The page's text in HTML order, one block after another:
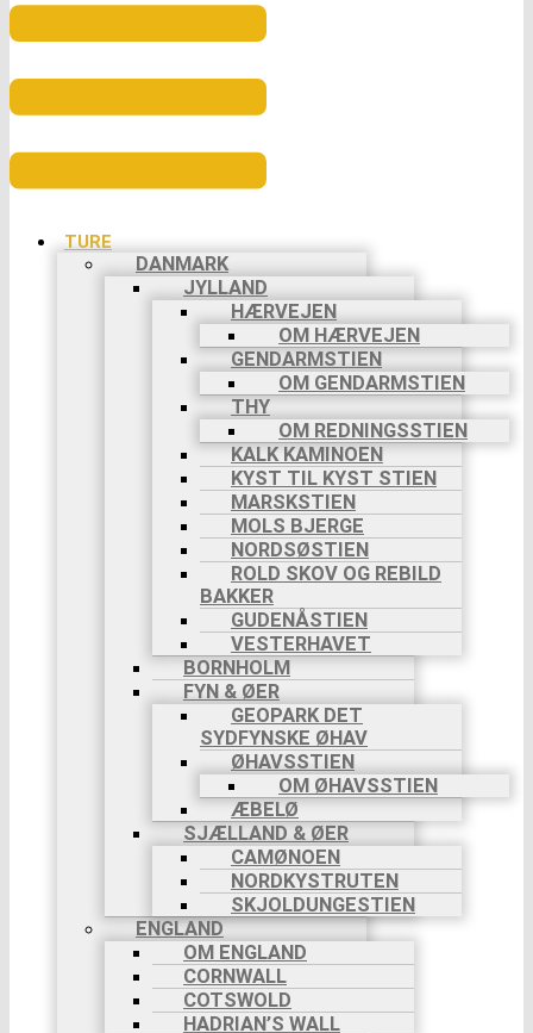
TURE
DANMARK
JYLLAND
HÆRVEJEN
OM HÆRVEJEN
GENDARMSTIEN
OM GENDARMSTIEN
THY
OM REDNINGSSTIEN
KALK KAMINOEN
KYST TIL KYST STIEN
MARSKSTIEN
MOLS BJERGE
NORDSØSTIEN
ROLD SKOV OG REBILD
BAKKER
GUDENÅSTIEN
VESTERHAVET
BORNHOLM
FYN & ØER
GEOPARK DET
SYDFYNSKE ØHAV
ØHAVSSTIEN
OM ØHAVSSTIEN
ÆBELØ
SJÆLLAND & ØER
CAMØNOEN
NORDKYSTRUTEN
SKJOLDUNGESTIEN
ENGLAND
OM ENGLAND
CORNWALL
COTSWOLD
HADRIAN’S WALL